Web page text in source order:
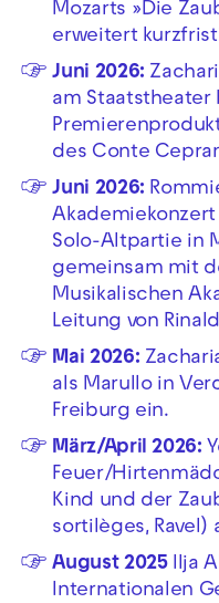
Mozarts »Die
erweitert
Juni 2026:
am Staatstheater
des Conte
Juni 2026:
Akademiekonzert
Solo-Altpartie in
gemeinsam mit
Musikalischen
Leitung von
Mai 2026:
als Marullo in
Freiburg ein.
März/April 2026:
Feuer/
Kind und der
sortilèges, Ravel)
August 2025 Ilja
Internationalen